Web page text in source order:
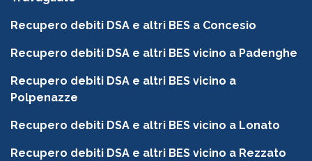
Recupero debiti DSA e altri BES a Concesio
Recupero debiti DSA e altri BES vicino a Padenghe
Recupero debiti DSA e altri BES vicino a
Polpenazze
Recupero debiti DSA e altri BES vicino a Lonato
Recupero debiti DSA e altri BES vicino a Rezzato